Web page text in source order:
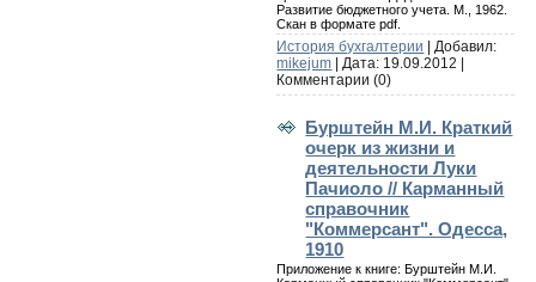
Развитие бюджетного учета. М., 1962.
Скан в формате pdf.
История бухгалтерии
| Добавил:
mikejum | Дата: 19.09.2012
Комментарии (0)
Бурштейн М.И. Краткий
очерк из жизни и
деятельности Луки
Пачиоло // Карманный
справочник
"Коммерсант". Одесса,
1910
Приложение к книге: Бурштейн М.И.